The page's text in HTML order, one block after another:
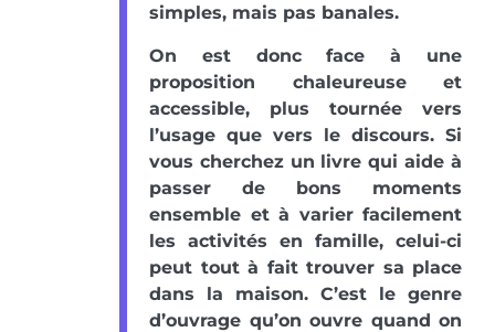
simples, mais pas banales.
On est donc face à une
proposition chaleureuse et
accessible, plus tournée vers
l’usage que vers le discours. Si
vous cherchez un livre qui aide à
passer de bons moments
ensemble et à varier facilement
les activités en famille, celui-ci
peut tout à fait trouver sa place
dans la maison. C’est le genre
d’ouvrage qu’on ouvre quand on